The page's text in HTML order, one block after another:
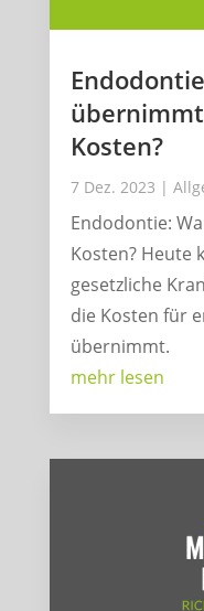
Kosten?
7 Dez. 2023 |
Endodontie:
Kosten? Heute
gesetzliche
die Kosten für
übernimmt.
mehr lesen